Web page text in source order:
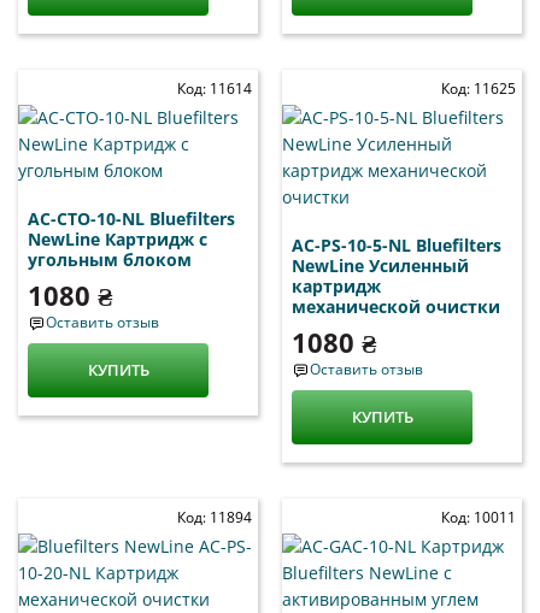
Код: 11614
AC-CTO-10-NL Bluefilters
NewLine Картридж с
угольным блоком
1080 ₴
Оставить отзыв
КУПИТЬ
Код: 11625
AC-PS-10-5-NL Bluefilters
NewLine Усиленный
картридж
механической очистки
1080 ₴
Оставить отзыв
КУПИТЬ
Код: 11894 Код: 10011